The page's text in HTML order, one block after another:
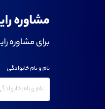
مشاوره
برای مشاوره
نام و نام خانوادگی